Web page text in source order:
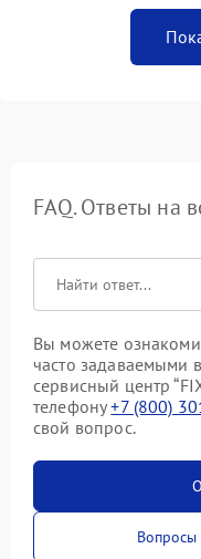
FAQ. Ответы на
Вы можете
часто задаваемыми
сервисный центр
телефону+7 (800)
свой вопрос.
Вопросы